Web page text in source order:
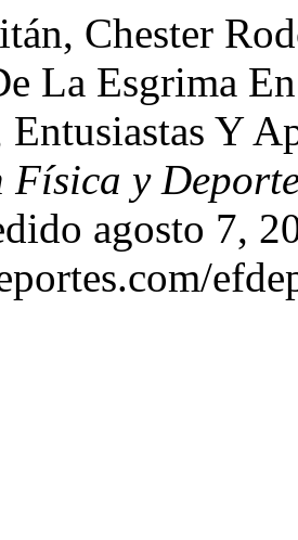
Chester
La Esgrima
Y
Física y
agosto 7,